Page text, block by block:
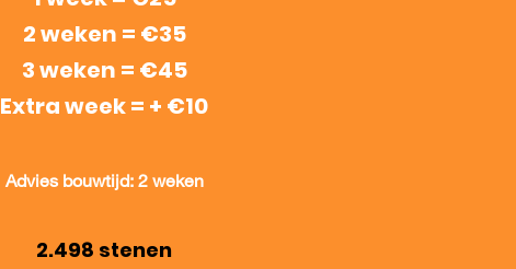
2 weken = €35
3 weken = €45
Extra week = + €10
Advies bouwtijd: 2 weken
​2.498 stenen